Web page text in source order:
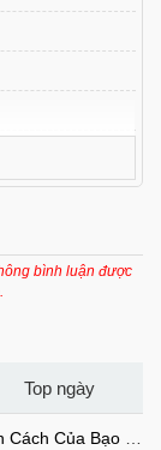
bình luận được
Top ngày